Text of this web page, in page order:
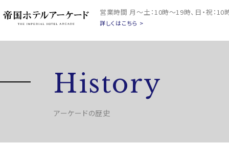
営業時間 月～土：10時～19時、日・祝：
詳しくはこちら >
History
アーケードの歴史